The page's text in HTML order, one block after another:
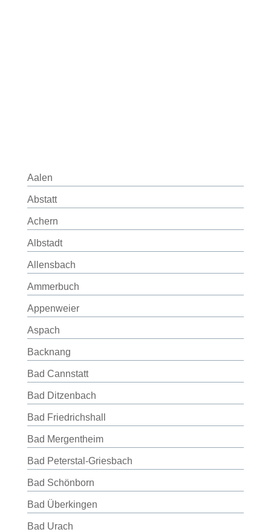
Aalen
Abstatt
Achern
Albstadt
Allensbach
Ammerbuch
Appenweier
Aspach
Backnang
Bad Cannstatt
Bad Ditzenbach
Bad Friedrichshall
Bad Mergentheim
Bad Peterstal-Griesbach
Bad Schönborn
Bad Überkingen
Bad Urach